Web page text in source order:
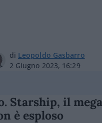
di Leopoldo Gasbarro
2 Giugno 2023, 16:29
Starship, il
è esploso